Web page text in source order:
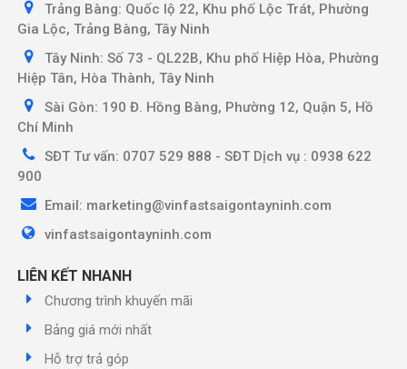
Trảng Bàng: Quốc lộ 22, Khu phố Lộc Trát, Phường
Gia Lộc, Trảng Bàng, Tây Ninh
Tây Ninh: Số 73 - QL22B, Khu phố Hiệp Hòa, Phường
Hiệp Tân, Hòa Thành, Tây Ninh
Sài Gòn: 190 Đ. Hồng Bàng, Phường 12, Quận 5, Hồ
Chí Minh
SĐT Tư vấn: 0707 529 888 - SĐT Dịch vụ : 0938 622
900
Email: marketing@vinfastsaigontayninh.com
vinfastsaigontayninh.com
LIÊN KẾT NHANH
Chương trình khuyến mãi
Bảng giá mới nhất
Hỗ trợ trả góp